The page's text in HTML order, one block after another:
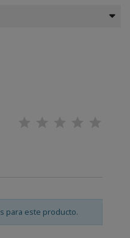
para este producto.